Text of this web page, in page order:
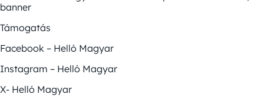
banner
Támogatás
Facebook – Helló Magyar
Instagram – Helló Magyar
X- Helló Magyar